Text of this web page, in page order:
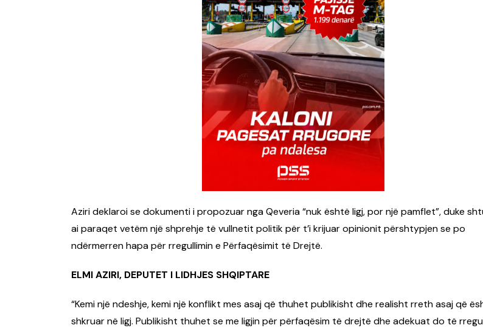
Aziri deklaroi se dokumenti i propozuar nga Qeveria “nuk është ligj, por një pamflet”, duke
ai paraqet vetëm një shprehje të vullnetit politik për t’i krijuar opinionit përshtypjen se po
ndërmerren hapa për rregullimin e Përfaqësimit të Drejtë.
ELMI AZIRI, DEPUTET I LIDHJES SHQIPTARE
“Kemi një ndeshje, kemi një konflikt mes asaj që thuhet publikisht dhe realisht rreth asaj që
shkruar në ligj. Publikisht thuhet se me ligjin për përfaqësim të drejtë dhe adekuat do të